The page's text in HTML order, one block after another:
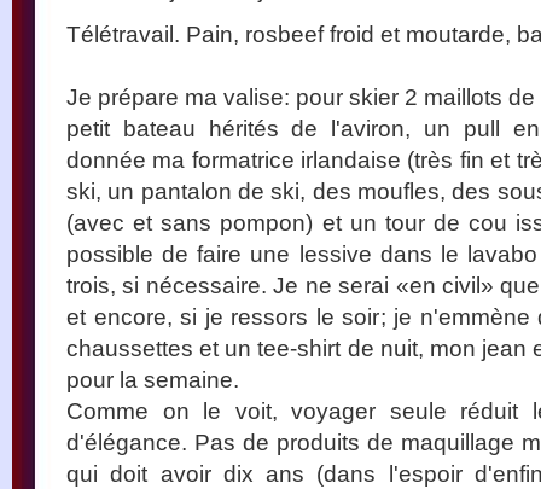
Télétravail. Pain, rosbeef froid et moutarde,
Je prépare ma valise: pour skier 2 maillots
petit bateau hérités de l'aviron, un pull
donnée ma formatrice irlandaise (très fin et
ski, un pantalon de ski, des moufles, des
(avec et sans pompon) et un tour de cou
possible de faire une lessive dans le
trois, si nécessaire. Je ne serai «en civil»
et encore, si je ressors le soir; je
chaussettes et un tee-shirt de nuit, mon jean
pour la semaine.
Comme on le voit, voyager seule réduit
d'élégance. Pas de produits de maquillage
qui doit avoir dix ans (dans l'espoir